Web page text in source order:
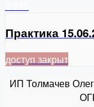
Практика
доступ закрыт
ИП Толмачев